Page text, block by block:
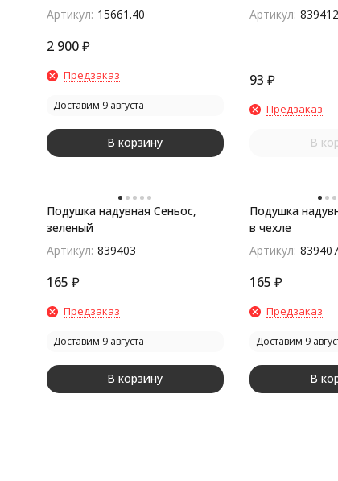
Артикул: 15661.40
2 900 ₽
Предзаказ
Доставим 9 августа
В корзину
Артикул:
93 ₽
Предзаказ
В
Подушка надувная Сеньос,
зеленый
Артикул: 839403
165 ₽
Предзаказ
Доставим 9 августа
В корзину
Подушка
в чехле
Артикул: 839407
165 ₽
Предзаказ
Доставим 9
В